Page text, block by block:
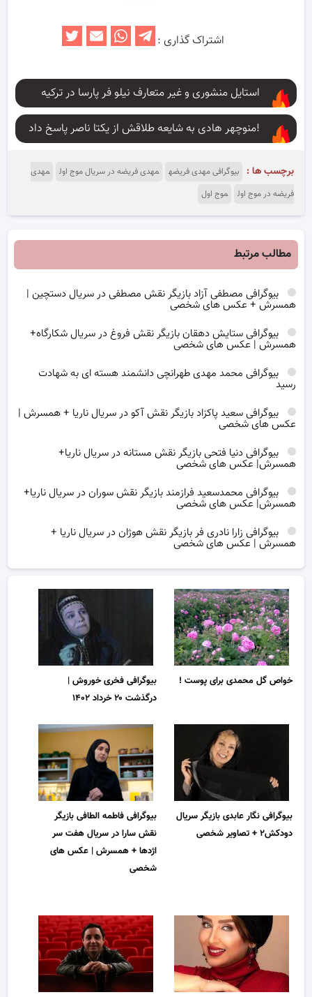
اشتراک گذاری :
استایل منشوری و غیر متعارف نیلو فر پارسا در ترکیه
منوچهر هادی به شایعه طلاقش از یکتا ناصر پاسخ داد!
برچسب ها : بیوگرافی مهدی فریضه مهدی فریضه در سریال موج اول
مهدی
فریضه در موج اول
موج اول
مطالب مرتبط
بیوگرافی مصطفی آزاد بازیگر نقش مصطفی در سریال دستچین |
همسرش + عکس های شخصی
بیوگرافی ستایش دهقان بازیگر نقش فروغ در سریال شکارگاه+
همسرش | عکس های شخصی
بیوگرافی محمد مهدی طهرانچی دانشمند هسته ای به شهادت
رسید
بیوگرافی سعید پاکزاد بازیگر نقش آکو در سریال ناریا + همسرش |
عکس های شخصی
بیوگرافی دنیا فتحی بازیگر نقش مستانه در سریال ناریا+
همسرش| عکس های شخصی
بیوگرافی محمدسعید فرازمند بازیگر نقش سوران در سریال ناریا+
همسرش| عکس های شخصی
بیوگرافی زارا نادری فر بازیگر نقش هوژان در سریال ناریا +
همسرش | عکس های شخصی
خواص گل محمدی برای پوست !
بیوگرافی فخری خوروش |
درگذشت ۲۰ خرداد ۱۴۰۲
بیوگرافی نگار عابدی بازیگر سریال
دودکش۲ + تصاویر شخصی
بیوگرافی فاطمه الطافی بازیگر
نقش سارا در سریال هفت سر
اژدها + همسرش | عکس های
شخصی